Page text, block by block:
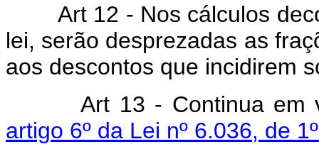
Art 12 - Nos cálculos
lei, serão desprezadas as
aos descontos que incidirem
Art 13 - Continua
artigo 6º da Lei nº 6.036, de